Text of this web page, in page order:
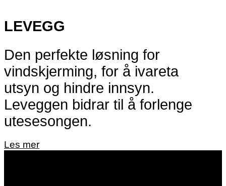
LEVEGG
Den perfekte løsning for
vindskjerming, for å ivareta
utsyn og hindre innsyn.
Leveggen bidrar til å forlenge
utesesongen.
Les mer